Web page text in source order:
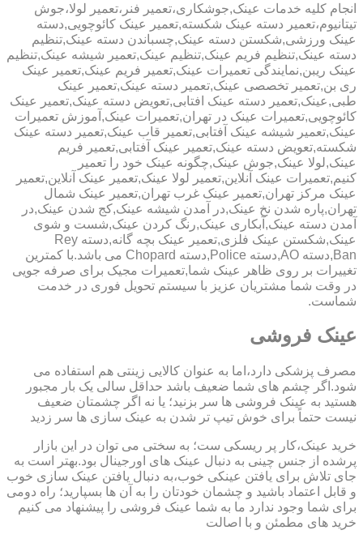
انجام کلیه خدمات عینک,جوشکاری،تعمیر فنر،تعمیر لولا،جوش
تیتانیوم،تعمیر دسته عینک شکسته,تعمیر عینک کائوچویی,دسته
عینک ورزشی,شکستن دسته عینک,چسباندن دسته عینک,تنظیم
دسته عینک,تنظیم فریم عینک,تنظیم عینک,تعمیر شیشه عینک,تنظیم
عینک ریبن,نمایندگی تعمیرات عینک,تعمیر فریم عینک,تعمیر عینک
ری بن,تعمیر تخصصی عینک,تعمیر دسته عینک,تعمیر عینک
طبی,عینک,تعمیر دسته عینک افتابی,تعویض دسته عینک,تعمیر عینک
کائوچویی,تعمیرات عینک در تهران,تعمیرات عینک,آموزش تعمیرات
عینک,تعمیر شیشه عینک آفتابی,تعمیر قاب عینک,تعمیر دسته عینک
شکسته,تعویض دسته عینک,تعمیر عینک آفتابی,تعمیر فریم
عینک,لولا عینک,جوش عینک,چگونه عینک خود را تعمیر
کنیم,تعمیرات عینک آنلاین,تعمیر لولا عینک,تعمیر عینک آنلاین,تعمیر
عینک مرکز تهران,تعمیر عینک غرب تهران,تعمیر عینک شمال
تهران,پاره شدن نخ عینک,در آمدن شیشه عینک,کج شدن عینک,در
آمدن دسته عینک,آبکاری عینک,رنگ کردن عینک,شست و شوی
عینک,شکستن عینک فلزی,تعمیر عینک بچه گانه,دسته Rey
Ban,دسته AO,دسته Police,دسته Chopard می باشد.با کمترین
تغییرات بر روی ظاهر عینک شما,تعمیرات مجیک برای صرفه جویی
در وقت شما مشتریان عزیز با سیستم تحویل فوری در خدمت
شماست.
عینک فروشی
مصرف پزشکی دارد،اما به عنوان کالایی زینتی هم استفاده می
شود.اگر چشم های شما ضعیف باشد حداقل سالی یک بار مجبور
هستید به عینک فروشی ها سر بزنید؛ یا نه اگر چشمتان ضعیف
نیست حتماً برای خوش تیپ تر شدن به عینک سازی ها سر زدید
خرید عینک،کار پر ریسکی ست؛ به سختی می توان در این بازار
پرشده از جنس چینی به دنبال عینک های اورجینال بود.بهتر است به
جای تلاش برای یافتن عینکی خوب،به دنبال یافتن عینک سازی خوب
و قابل اعتماد باشید و چشمان خودتان را به آن ها بسپارید؛ راه دومی
برای شما وجود ندارد ما به شما عینک فروشی را پیشنهاد می کنیم
خرید های مطمئن و با اصالت